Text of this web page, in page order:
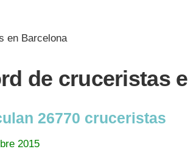
de cruceristas
26770 cruceristas
2015